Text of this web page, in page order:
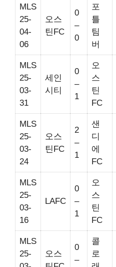
MLS
25-
04-
06
오스
틴FC
0
–
0
포
틀
팀
버
MLS
25-
03-
31
세인
시티
0
–
1
오
스
틴
FC
MLS
25-
03-
24
오스
틴FC
2
–
1
샌
디
에
FC
MLS
25-
03-
16
LAFC
0
–
1
오
스
틴
FC
MLS
25-
오스
0
–
콜
로